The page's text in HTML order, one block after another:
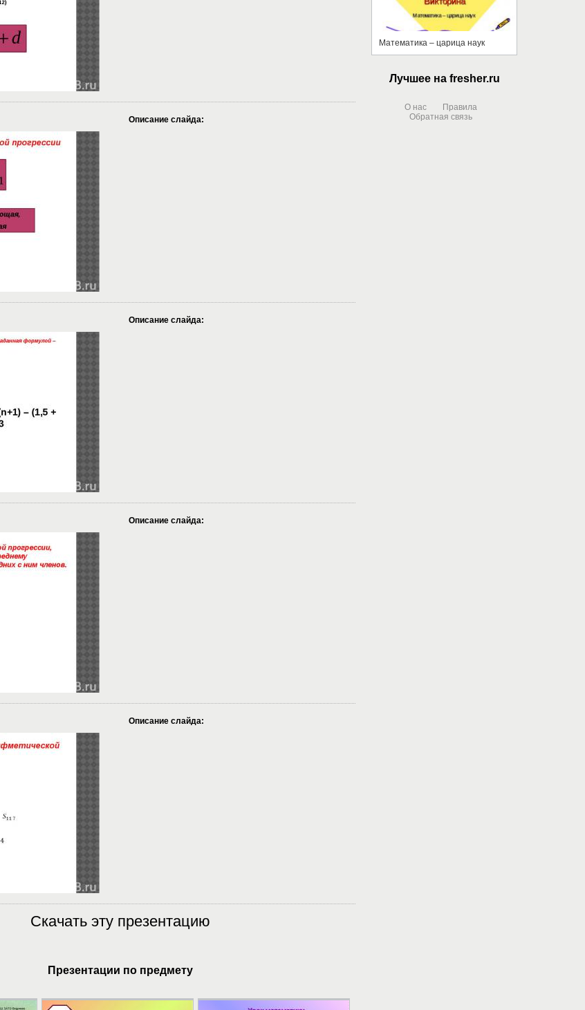
Описание слайда:
Описание слайда:
Описание слайда:
Описание слайда:
Скачать эту презентацию
Презентации по предмету
Математика – царица наук
Лучшее на fresher.ru
О нас
Правила
Обратная связь